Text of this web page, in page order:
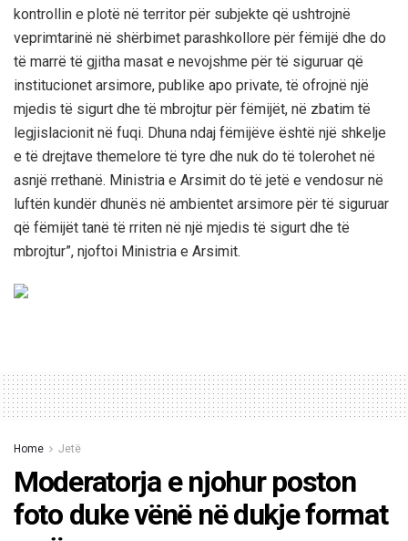
kontrollin e plotë në territor për subjekte që ushtrojnë
veprimtarinë në shërbimet parashkollore për fëmijë dhe do
të marrë të gjitha masat e nevojshme për të siguruar që
institucionet arsimore, publike apo private, të ofrojnë një
mjedis të sigurt dhe të mbrojtur për fëmijët, në zbatim të
legjislacionit në fuqi. Dhuna ndaj fëmijëve është një shkelje
e të drejtave themelore të tyre dhe nuk do të tolerohet në
asnjë rrethanë. Ministria e Arsimit do të jetë e vendosur në
luftën kundër dhunës në ambientet arsimore për të siguruar
që fëmijët tanë të rriten në një mjedis të sigurt dhe të
mbrojtur”, njoftoi Ministria e Arsimit.
Home Jetë
Moderatorja e njohur poston
foto duke vënë në dukje format